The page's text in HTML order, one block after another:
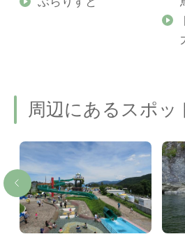
周辺にあるスポッ